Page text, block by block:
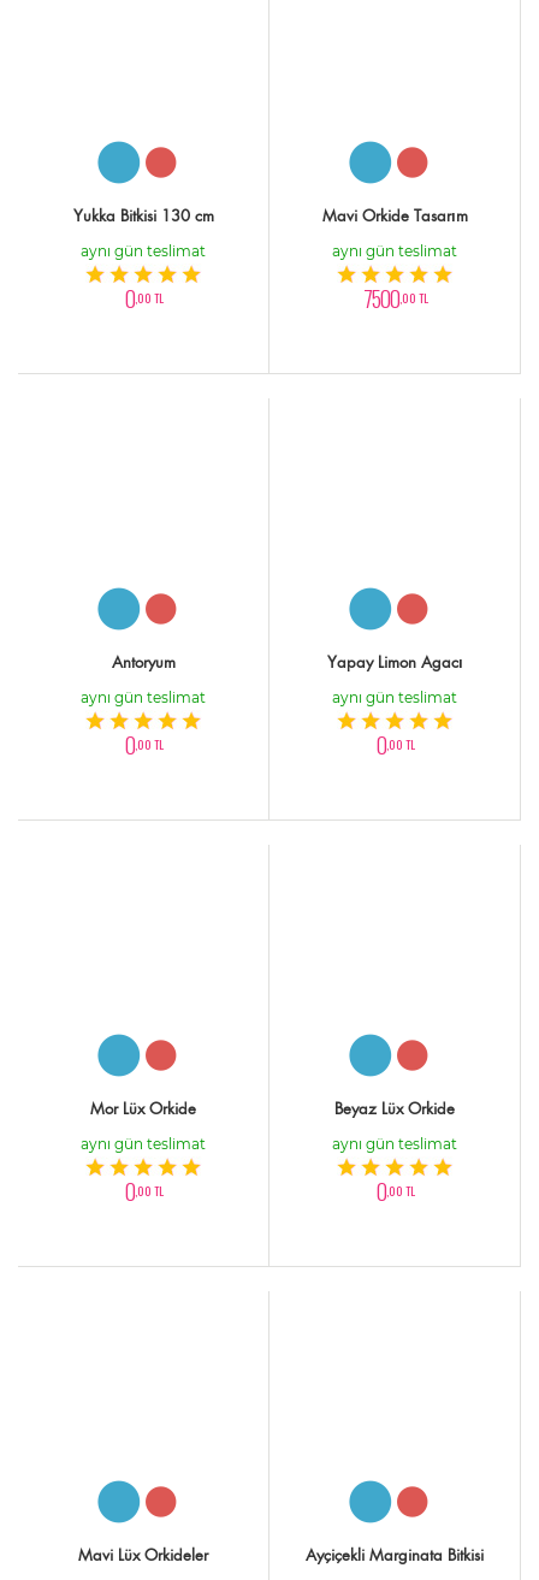
Yukka Bitkisi 130 cm
aynı gün teslimat
0,00 TL
Mavi Orkide Tasarım
aynı gün teslimat
7500,00 TL
Antoryum
aynı gün teslimat
0,00 TL
Yapay Limon Agacı
aynı gün teslimat
0,00 TL
Mor Lüx Orkide
aynı gün teslimat
0,00 TL
Beyaz Lüx Orkide
aynı gün teslimat
0,00 TL
Mavi Lüx Orkideler Ayçiçekli Marginata Bitkisi